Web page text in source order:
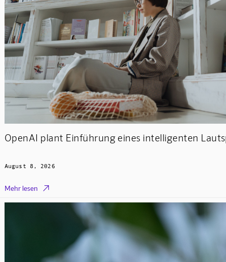
OpenAI plant Einführung eines intelligenten
August 8, 2026
Mehr lesen 